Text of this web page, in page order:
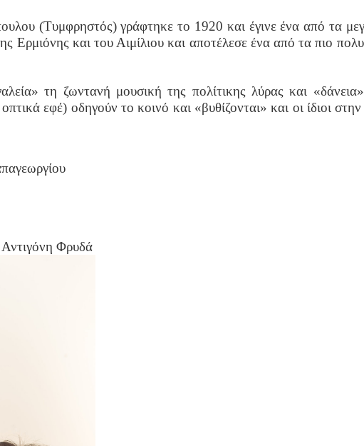
(Τυμφρηστός) γράφτηκε το 1920 και έγινε ένα από τα
Ερμιόνης και του Αιμίλιου και αποτέλεσε ένα από τα πιο
τη ζωντανή μουσική της πολίτικης λύρας και
εφέ) οδηγούν τοκοινό και «βυθίζονται» και οι ίδιοι
Φρυδά